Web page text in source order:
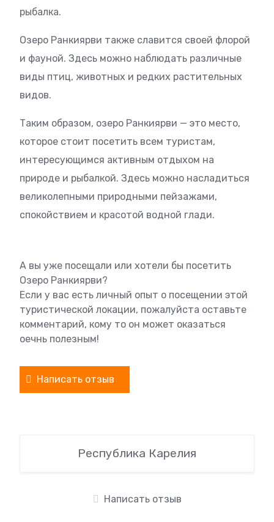
рыбалка.
Озеро Ранкиярви также славится своей флорой
и фауной. Здесь можно наблюдать различные
виды птиц, животных и редких растительных
видов.
Таким образом, озеро Ранкиярви — это место,
которое стоит посетить всем туристам,
интересующимся активным отдыхом на
природе и рыбалкой. Здесь можно насладиться
великолепными природными пейзажами,
спокойствием и красотой водной глади.
А вы уже посещали или хотели бы посетить
Озеро Ранкиярви?
Если у вас есть личный опыт о посещении этой
туристической локации, пожалуйста оставьте
комментарий, кому то он может оказаться
оечнь полезным!
Написать отзыв
Республика Карелия
Написать отзыв